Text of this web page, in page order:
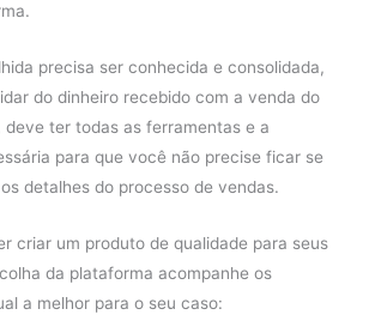
precisa ser conhecida e consolidada,
do dinheiro recebido com a venda do
deve ter todas as ferramentas e a
para que você não precise ficar se
detalhes do processo de vendas.
criar um produto de qualidade para seus
da plataforma acompanhe os
a melhor para o seu caso: